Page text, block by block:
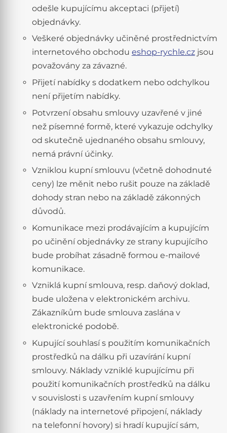
odešle kupujícímu akceptaci (přijetí)
objednávky.
Veškeré objednávky učiněné prostřednictvím
internetového obchodu eshop-rychle.czjsou
považovány za závazné.
Přijetí nabídky s dodatkem nebo odchylkou
není přijetím nabídky.
Potvrzení obsahu smlouvy uzavřené v jiné
než písemné formě, které vykazuje odchylky
od skutečně ujednaného obsahu smlouvy,
nemá právní účinky.
Vzniklou kupní smlouvu (včetně dohodnuté
ceny) lze měnit nebo rušit pouze na základě
dohody stran nebo na základě zákonných
důvodů.
Komunikace mezi prodávajícím a kupujícím
po učinění objednávky ze strany kupujícího
bude probíhat zásadně formou e-mailové
komunikace.
Vzniklá kupní smlouva, resp. daňový doklad,
bude uložena v elektronickém archivu.
Zákazníkům bude smlouva zaslána v
elektronické podobě.
Kupující souhlasí s použitím komunikačních
prostředků na dálku při uzavírání kupní
smlouvy. Náklady vzniklé kupujícímu při
použití komunikačních prostředků na dálku
v souvislosti s uzavřením kupní smlouvy
(náklady na internetové připojení, náklady
na telefonní hovory) si hradí kupující sám,